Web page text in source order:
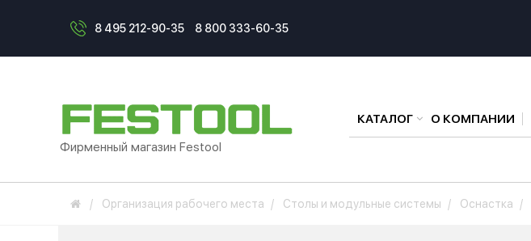
8 495 212-90-35 8 800 333-60-35
Фирменный магазин Festool
КАТАЛОГ О КОМПАНИИ
Организация рабочего места Столы и модульные системы Оснастка